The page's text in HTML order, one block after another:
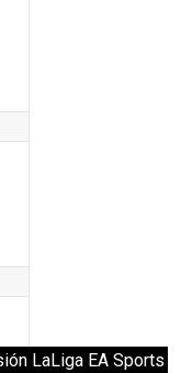
LaLiga EA Sports